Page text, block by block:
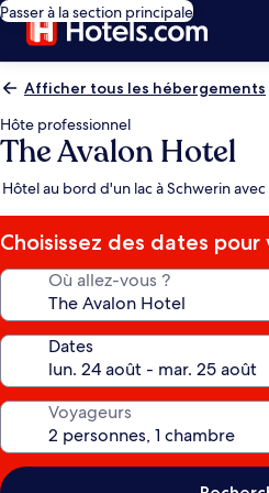
Passer à la section principale
Afficher tous les hébergements
Hôte professionnel
The Avalon Hotel
Hôtel au bord d'un lac à Schwerin
Choisissez des dates pour
Où allez-vous ?
Dates
Voyageurs